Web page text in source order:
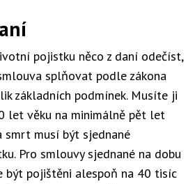
pojistku něco z daní odečíst,
splňovat podle zákona
základních podmínek. Musíte ji
let věku na minimálně pět let
musí být sjednané
Pro smlouvy sjednané na dobu
být pojištěni alespoň na 40 tisíc